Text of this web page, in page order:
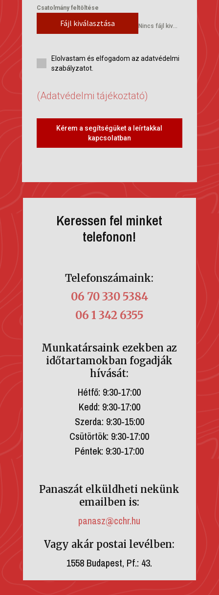
Csatolmány feltöltése
Fájl kiválasztása Nincs fájl kiválasztva
Elolvastam és elfogadom az adatvédelmi
szabályzatot.
(Adatvédelmi tájékoztató)
Kérem a segítségüket a leírtakkal
kapcsolatban
Keressen fel minket
telefonon!
Telefonszámaink:
06 70 330 5384
06 1 342 6355
Munkatársaink ezekben az
időtartamokban fogadják
hívását:
Hétfő: 9:30-17:00
Kedd: 9:30-17:00
Szerda: 9:30-15:00
Csütörtök: 9:30-17:00
Péntek: 9:30-17:00
Panaszát elküldheti nekünk
emailben is:
panasz@cchr.hu
Vagy akár postai levélben:
1558 Budapest, Pf.: 43.